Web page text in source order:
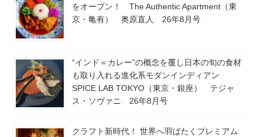
をオープン！ The Authentic Apartment（東
京・亀有） 奥原直人 26年8月号
“インド＝カレー”の概念を覆し日本の旬の食材
も取り入れる進化系モダンインディアン
SPICE LAB TOKYO（東京・銀座） テジャ
ス・ソヴァニ 26年8月号
クラフト新時代！ 世界へ羽ばたくプレミアム